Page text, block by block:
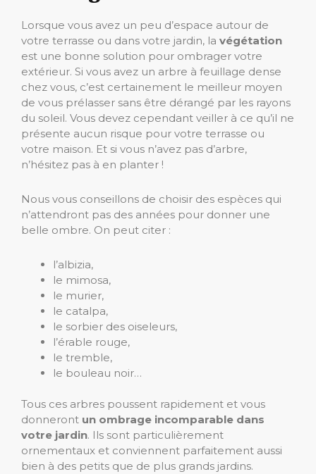
Lorsque vous avez un peu d’espace autour de
votre terrasse ou dans votre jardin, la végétation
est une bonne solution pour ombrager votre
extérieur. Si vous avez un arbre à feuillage dense
chez vous, c’est certainement le meilleur moyen
de vous prélasser sans être dérangé par les rayons
du soleil. Vous devez cependant veiller à ce qu’il ne
présente aucun risque pour votre terrasse ou
votre maison. Et si vous n’avez pas d’arbre,
n’hésitez pas à en planter !
Nous vous conseillons de choisir des espèces qui
n’attendront pas des années pour donner une
belle ombre. On peut citer :
l’albizia,
le mimosa,
le murier,
le catalpa,
le sorbier des oiseleurs,
l’érable rouge,
le tremble,
le bouleau noir…
Tous ces arbres poussent rapidement et vous
donneront un ombrage incomparable dans
votre jardin. Ils sont particulièrement
ornementaux et conviennent parfaitement aussi
bien à des petits que de plus grands jardins.